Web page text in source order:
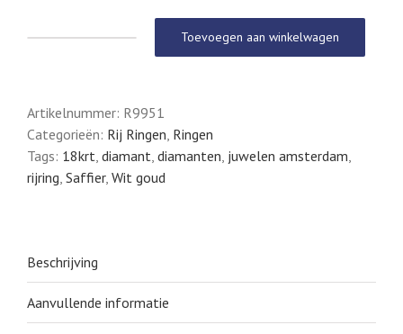
Ring
18krt
Witgouden
aantal
Toevoegen aan winkelwagen
Artikelnummer: R9951
Categorieën: Rij Ringen, Ringen
Tags: 18krt, diamant, diamanten, juwelen amsterdam,
rijring, Saffier, Wit goud
Beschrijving
Aanvullende informatie